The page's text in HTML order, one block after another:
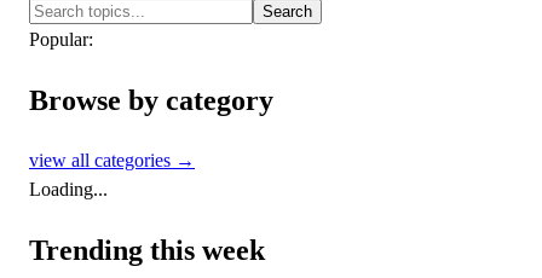
Search
Popular:
Browse by category
view all categories →
Loading...
Trending this week